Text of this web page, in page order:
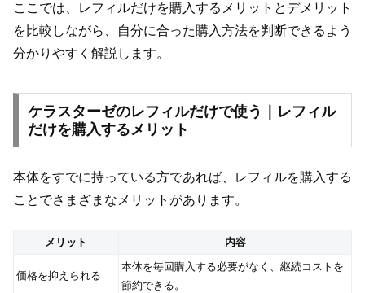
ここでは、レフィルだけを購入するメリットとデメリット
を比較しながら、自分に合った購入方法を判断できるよう
分かりやすく解説します。
ケラスターゼのレフィルだけで使う｜レフィル
だけを購入するメリット
本体をすでに持っている方であれば、レフィルを購入する
ことでさまざまなメリットがあります。
メリット 内容
価格を抑えられる
本体を毎回購入する必要がなく、継続コストを
節約できる。